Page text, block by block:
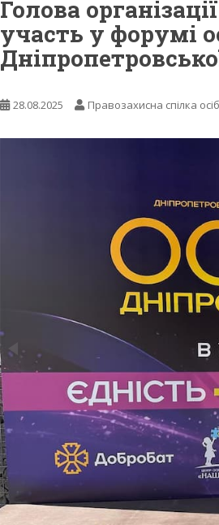
Голова
участь у форумі
28.08.2025 Правозахисна спілка